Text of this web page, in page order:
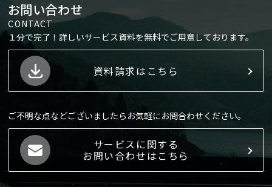
お問い合わせ
CONTACT
１分で完了！詳しいサービス資料を無料でご用意しております。
資料請求はこちら
ご不明な点などございましたらお気軽にお問合わせください。
サービスに関する
お問い合わせはこちら